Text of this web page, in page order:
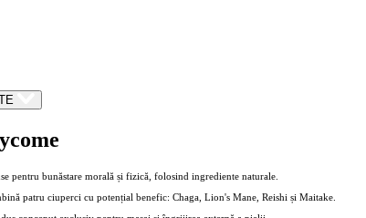
pentru bunăstare morală și fizică, folosind ingrediente naturale.
patru ciuperci cu potențial benefic: Chaga, Lion's Mane, Reishi și Maitake.